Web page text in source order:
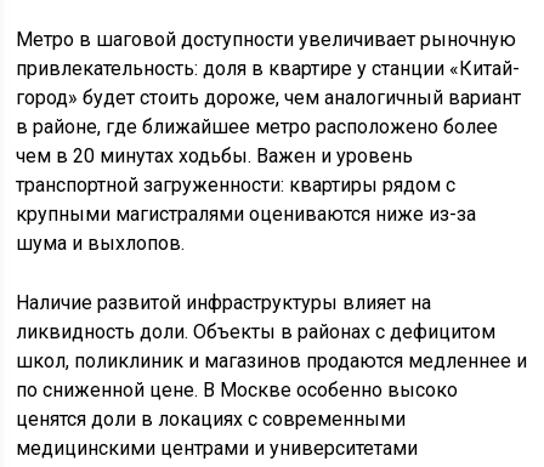
Метро в шаговой доступности увеличивает рыночную
привлекательность: доля в квартире у станции «Китай-
город» будет стоить дороже, чем аналогичный вариант
в районе, где ближайшее метро расположено более
чем в 20 минутах ходьбы. Важен и уровень
транспортной загруженности: квартиры рядом с
крупными магистралями оцениваются ниже из-за
шума и выхлопов.
Наличие развитой инфраструктуры влияет на
ликвидность доли. Объекты в районах с дефицитом
школ, поликлиник и магазинов продаются медленнее и
по сниженной цене. В Москве особенно высоко
ценятся доли в локациях с современными
медицинскими центрами и университетами